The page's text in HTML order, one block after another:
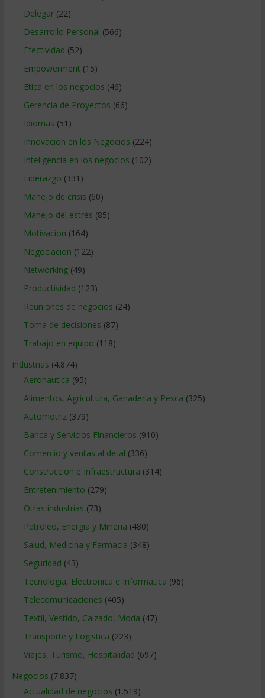
Delegar(22)
Desarrollo Personal (566)
Efectividad (52)
Empowerment (15)
Etica en los negocios (46)
Gerencia de Proyectos (66)
Idiomas (51)
Innovacion en los Negocios (224)
Inteligencia en los negocios (102)
Liderazgo (331)
Manejo de crisis (60)
Manejo del estrés (85)
Motivacion (164)
Negociacion (122)
Networking(49)
Productividad (123)
Reuniones de negocios (24)
Toma de decisiones (87)
Trabajo en equipo (118)
Industrias (4.874)
Aeronautica (95)
Alimentos, Agricultura, Ganaderia y Pesca (325)
Automotriz(379)
Banca y Servicios Financieros (910)
Comercio y ventas al detal (336)
Construccion e Infraestructura (314)
Entretenimiento (279)
Otras industrias (73)
Petroleo, Energia y Mineria (480)
Salud, Medicina y Farmacia (348)
Seguridad (43)
Tecnologia, Electronica e Informatica (96)
Telecomunicaciones (405)
Textil, Vestido, Calzado, Moda (47)
Transporte y Logistica (223)
Viajes, Turismo, Hospitalidad (697)
Negocios (7.837)
Actualidad de negocios (1.519)